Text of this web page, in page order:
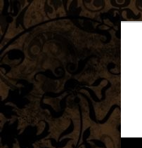
Перейти
к
основному
содержимому
Перейти
к
дополнительному
содержимому